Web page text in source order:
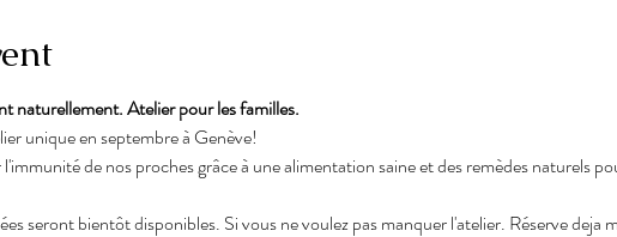
naturellement. Atelier pour les familles.
unique en septembre à Genève!
de nos proches grâce à une alimentation saine et des remèdes naturels
seront bientôt disponibles. Si vous ne voulez pas manquer l'atelier. Réserve deja